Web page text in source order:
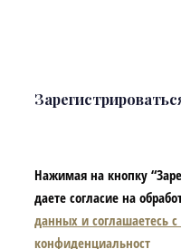
Нажимая на кнопку
даете согласие на
данных и соглашаетесь
конфиденциальност